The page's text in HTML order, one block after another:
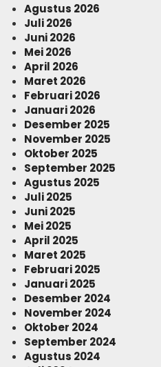
Agustus 2026
Juli 2026
Juni 2026
Mei 2026
April 2026
Maret 2026
Februari 2026
Januari 2026
Desember 2025
November 2025
Oktober 2025
September 2025
Agustus 2025
Juli 2025
Juni 2025
Mei 2025
April 2025
Maret 2025
Februari 2025
Januari 2025
Desember 2024
November 2024
Oktober 2024
September 2024
Agustus 2024